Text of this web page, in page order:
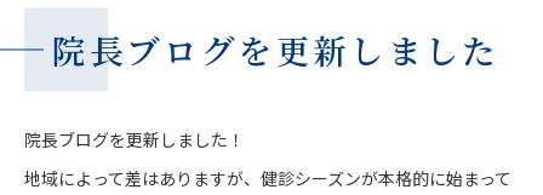
院長ブログを更新しました
院長ブログを更新しました！
地域によって差はありますが、健診シーズンが本格的に始まって